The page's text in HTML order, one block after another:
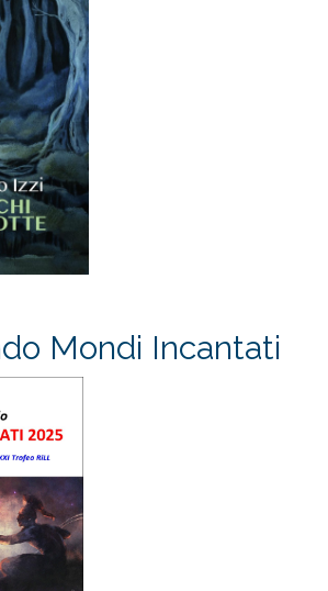
Mondi Incantati